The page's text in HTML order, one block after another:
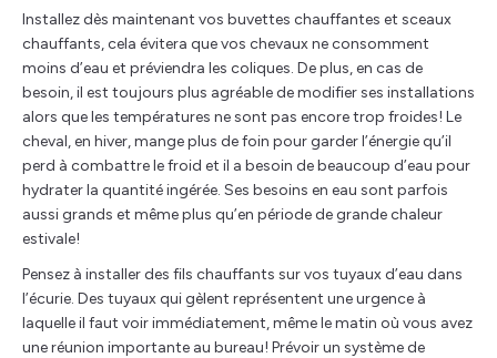
Installez dès maintenant vos buvettes chauffantes et sceaux
chauffants, cela évitera que vos chevaux ne consomment
moins d’eau et préviendra les coliques. De plus, en cas de
besoin, il est toujours plus agréable de modifier ses installations
alors que les températures ne sont pas encore trop froides! Le
cheval, en hiver, mange plus de foin pour garder l’énergie qu’il
perd à combattre le froid et il a besoin de beaucoup d’eau pour
hydrater la quantité ingérée. Ses besoins en eau sont parfois
aussi grands et même plus qu’en période de grande chaleur
estivale!
Pensez à installer des fils chauffants sur vos tuyaux d’eau dans
l’écurie. Des tuyaux qui gèlent représentent une urgence à
laquelle il faut voir immédiatement, même le matin où vous avez
une réunion importante au bureau! Prévoir un système de